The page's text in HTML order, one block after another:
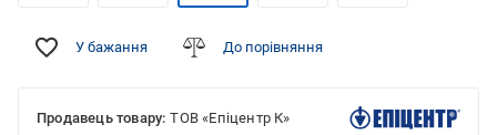
У бажання До порівняння
Продавець товару: ТОВ «Епіцентр К»